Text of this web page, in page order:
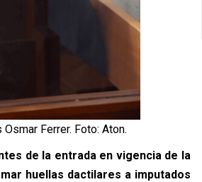
Ferrer. Foto: Aton.
de la entrada en vigencia de la
huellas dactilares a imputados